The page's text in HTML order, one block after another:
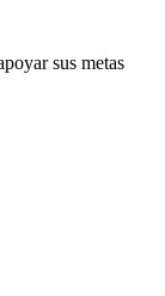
sus metas